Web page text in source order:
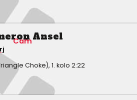
Ansel
Cam
Choke), 1. kolo 2:22